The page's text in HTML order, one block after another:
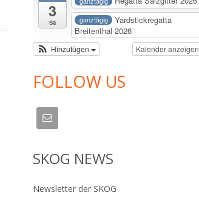
3
Sa ganztägig
Yardstickregatta
Breitenthal 2026
Kalender anzeigen
Hinzufügen
FOLLOW US
SKOG NEWS
Newsletter der SKOG